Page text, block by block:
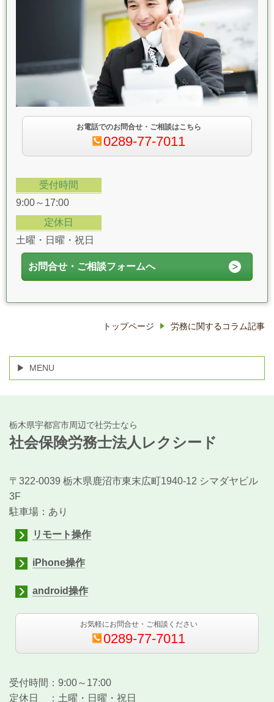
お電話でのお問合せ・ご相談はこちら
0289-77-7011
受付時間
9:00～17:00
定休日
土曜・日曜・祝日
お問合せ・ご相談フォームへ
トップページ 労務に関するコラム記事
MENU
栃木県宇都宮市周辺で社労士なら
社会保険労務士法人レクシード
〒322-0039 栃木県鹿沼市東末広町1940-12 シマダヤビル
3F
駐車場：あり
リモート操作
iPhone操作
android操作
お気軽にお問合せ・ご相談ください
0289-77-7011
受付時間：9:00～17:00
定休日 ：土曜・日曜・祝日